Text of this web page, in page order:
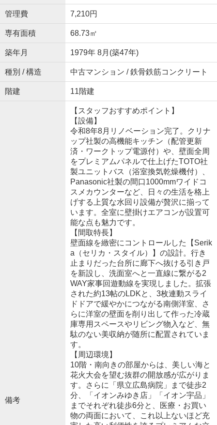
管理費 7,210円
専有面積 68.73㎡
築年月 1979年 8月(築47年)
種別 / 構造 中古マンション / 鉄骨鉄筋コンクリート
階建 11階建
備考
【スタッフおすすめポイント】
【設備】
令和8年8月リノベーション完了。クリナ
ップ社製の高機能キッチン（配管更新
済・ワークトップ電源付）や、壁面全周
をプレミアムパネルで仕上げたTOTO社
製ユニットバス（浴室換気乾燥機付）、
Panasonic社製の間口1000mmワイドコ
スメカウンターなど、日々の生活を格上
げする上質な水回り設備が贅沢に揃って
います。全室に壁掛けエアコンが設置可
能な点も魅力です。
【間取特長】
壁面線を緻密にコントロールした【Serik
a（セリカ・スタイル）】の設計。行き
止まりだった台所に廊下へ抜ける引き戸
を新設し、洗面室へと一直線に繋がる2
WAY家事回遊動線を実現しました。拡張
された約13帖のLDKと、3枚連動スライ
ドドアで緩やかにつながる南側洋室、さ
らに洋室の壁面を削り出して作った冷蔵
庫専用スペースやリビング物入など、無
駄のない美収納が随所に配置されていま
す。
【周辺環境】
10階・南向きの部屋からは、美しい海と
花火大会を望む抜群の開放感が広がりま
す。さらに「県立広島病院」まで徒歩2
分、「イオンみゆき店」「イオン宇品」
までそれぞれ徒歩6分と、医療・お買い
物の両面において、これ以上ないほど充